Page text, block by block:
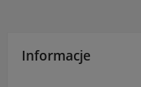
Informacje